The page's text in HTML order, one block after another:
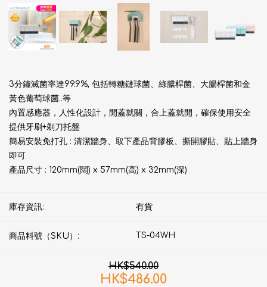
3分鐘滅菌率達99.9%, 包括轉糖鏈球菌、綠膿桿菌、大腸桿菌和金
黃色葡萄球菌..等
內置感應器，人性化設計，開蓋就關，合上蓋就開，確保使用安全
提供牙刷+剃刀托盤
簡易安裝免打孔 : 清潔牆身、取下產品背膠板、撕開膠貼、貼上牆身
即可
產品尺寸 : 120mm(闊) x 57mm(高) x 32mm(深)
庫存資訊: 有貨
商品料號（SKU）: TS-04WH
HK$540.00
HK$486.00